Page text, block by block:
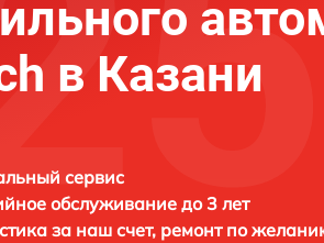
в Казани
сервис
обслуживание до 3 лет
за наш счет, ремонт по